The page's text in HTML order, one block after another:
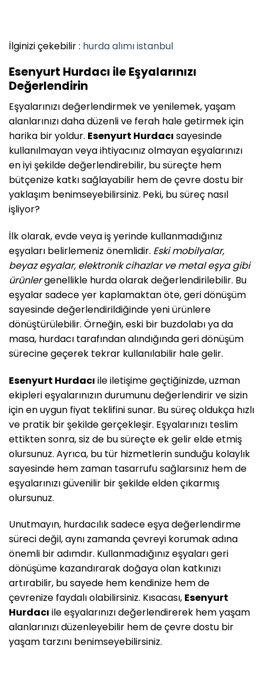
İlginizi çekebilir : hurda alımı istanbul
Esenyurt Hurdacı ile Eşyalarınızı
Değerlendirin
Eşyalarınızı değerlendirmek ve yenilemek, yaşam
alanlarınızı daha düzenli ve ferah hale getirmek için
harika bir yoldur. Esenyurt Hurdacı sayesinde
kullanılmayan veya ihtiyacınız olmayan eşyalarınızı
en iyi şekilde değerlendirebilir, bu süreçte hem
bütçenize katkı sağlayabilir hem de çevre dostu bir
yaklaşım benimseyebilirsiniz. Peki, bu süreç nasıl
işliyor?
İlk olarak, evde veya iş yerinde kullanmadığınız
eşyaları belirlemeniz önemlidir. Eski mobilyalar,
beyaz eşyalar, elektronik cihazlar ve metal eşya gibi
ürünlergenellikle hurda olarak değerlendirilebilir. Bu
eşyalar sadece yer kaplamaktan öte, geri dönüşüm
sayesinde değerlendirildiğinde yeni ürünlere
dönüştürülebilir. Örneğin, eski bir buzdolabı ya da
masa, hurdacı tarafından alındığında geri dönüşüm
sürecine geçerek tekrar kullanılabilir hale gelir.
Esenyurt Hurdacı ile iletişime geçtiğinizde, uzman
ekipleri eşyalarınızın durumunu değerlendirir ve sizin
için en uygun fiyat teklifini sunar. Bu süreç oldukça hızlı
ve pratik bir şekilde gerçekleşir. Eşyalarınızı teslim
ettikten sonra, siz de bu süreçte ek gelir elde etmiş
olursunuz. Ayrıca, bu tür hizmetlerin sunduğu kolaylık
sayesinde hem zaman tasarrufu sağlarsınız hem de
eşyalarınızı güvenilir bir şekilde elden çıkarmış
olursunuz.
Unutmayın, hurdacılık sadece eşya değerlendirme
süreci değil, aynı zamanda çevreyi korumak adına
önemli bir adımdır. Kullanmadığınız eşyaları geri
dönüşüme kazandırarak doğaya olan katkınızı
artırabilir, bu sayede hem kendinize hem de
çevrenize faydalı olabilirsiniz. Kısacası, Esenyurt
Hurdacı ile eşyalarınızı değerlendirerek hem yaşam
alanlarınızı düzenleyebilir hem de çevre dostu bir
yaşam tarzını benimseyebilirsiniz.